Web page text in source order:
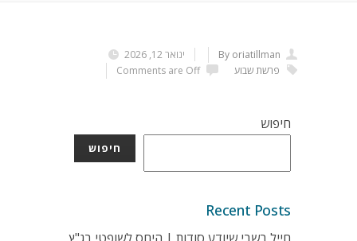
ינואר 12, 2026
By oriatillman
Comments are Off
פרשת שבוע
חיפוש
חיפוש
Recent Posts